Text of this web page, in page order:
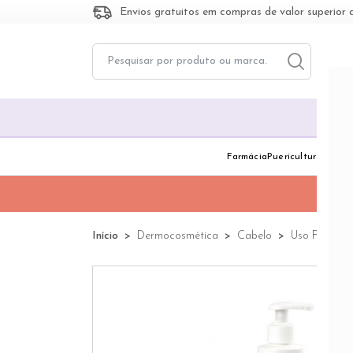
Envios gratuitos em compras de valor
FarmáciaToggle
Puericultura
Início Dermocosmética Cabelo Uso Frequente